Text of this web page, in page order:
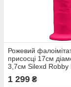
Рожевий
присосці 17см
3,7см Silexd Robby
(Premium Silicone
MODEL 2 size 6")
1 299 ₴